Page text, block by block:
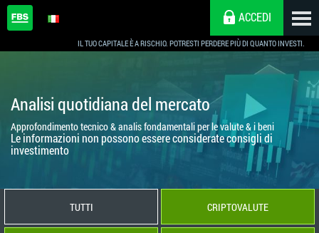
IL TUO CAPITALE È A RISCHIO. POTRESTI PERDERE PIÙ DI QUANTO INVESTI.
ACCEDI
Analisi quotidiana del mercato
Approfondimento tecnico & analis fondamentali per le valute & i beni
Le informazioni non possono essere considerate consigli di
investimento
TUTTI CRIPTOVALUTE